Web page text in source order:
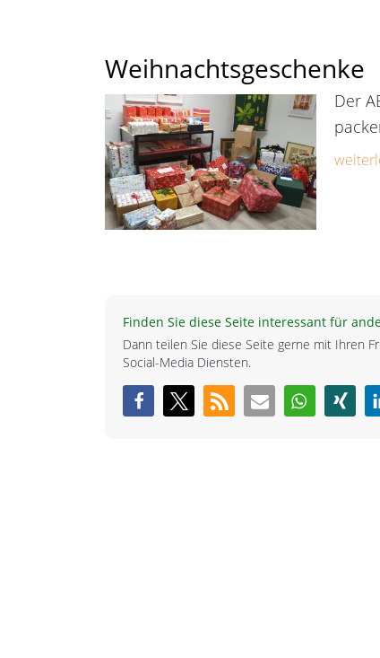
Weihnachtsgeschenke
Der
Finden Sie diese Seite interessant für
Dann teilen Sie diese Seite gerne mit Ihren
Social-Media Diensten.